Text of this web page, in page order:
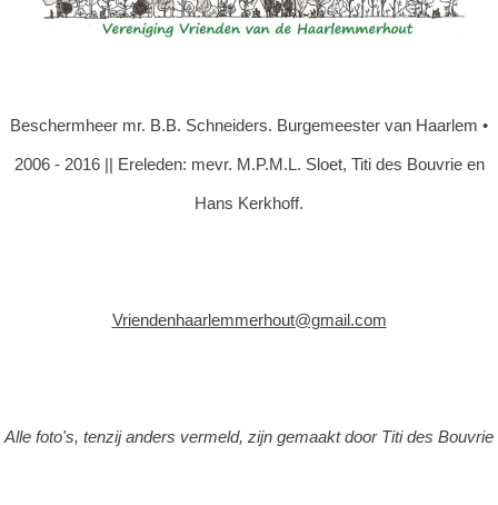
Beschermheer mr. B.B. Schneiders. Burgemeester van Haarlem •
2006 - 2016 || Ereleden: mevr. M.P.M.L. Sloet, Titi des Bouvrie en
Hans Kerkhoff.
Vriendenhaarlemmerhout@gmail.com
Alle foto's, tenzij anders vermeld, zijn gemaakt door Titi des Bouvrie